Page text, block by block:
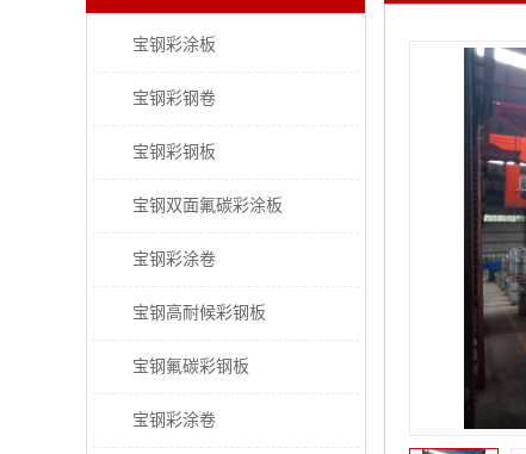
宝钢彩涂板
宝钢彩钢卷
宝钢彩钢板
宝钢双面氟碳彩涂板
宝钢彩涂卷
宝钢高耐候彩钢板
宝钢氟碳彩钢板
宝钢彩涂卷